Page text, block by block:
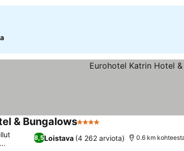
& Bungalows4 Tähtiluokitus
8,5Loistava (4 262 arviota) 0.6 km